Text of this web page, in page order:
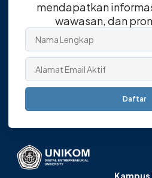
mendapatkan
wawasan, dan
Daftar
Kampus